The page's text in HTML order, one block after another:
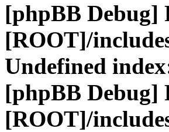
[phpBB Debug]
[ROOT]/
Undefined
[phpBB Debug]
[ROOT]/